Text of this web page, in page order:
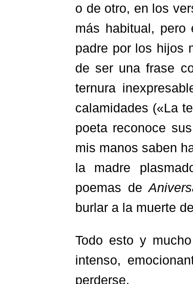
o de otro, en los
más habitual, pero
padre por los hijos
de ser una frase
ternura
calamidades («La
poeta reconoce
mis manos saben
la madre
poemas de
burlar a la muerte
Todo esto y
intenso,
perderse.